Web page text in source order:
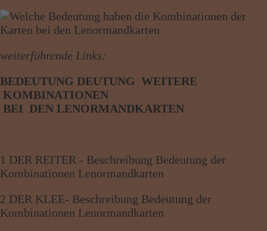
weiterführende Links:
BEDEUTUNG DEUTUNG WEITERE
KOMBINATIONEN
BEI DEN LENORMANDKARTEN
1 DER REITER - Beschreibung Bedeutung der
Kombinationen Lenormandkarten
2 DER KLEE- Beschreibung Bedeutung der
Kombinationen Lenormandkarten